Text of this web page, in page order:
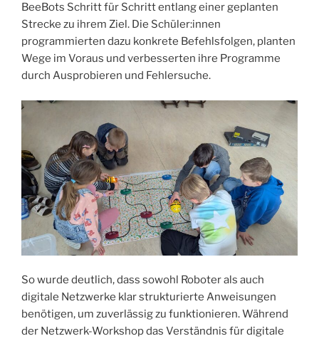
BeeBots Schritt für Schritt entlang einer geplanten
Strecke zu ihrem Ziel. Die Schüler:innen
programmierten dazu konkrete Befehlsfolgen, planten
Wege im Voraus und verbesserten ihre Programme
durch Ausprobieren und Fehlersuche.
So wurde deutlich, dass sowohl Roboter als auch
digitale Netzwerke klar strukturierte Anweisungen
benötigen, um zuverlässig zu funktionieren. Während
der Netzwerk-Workshop das Verständnis für digitale